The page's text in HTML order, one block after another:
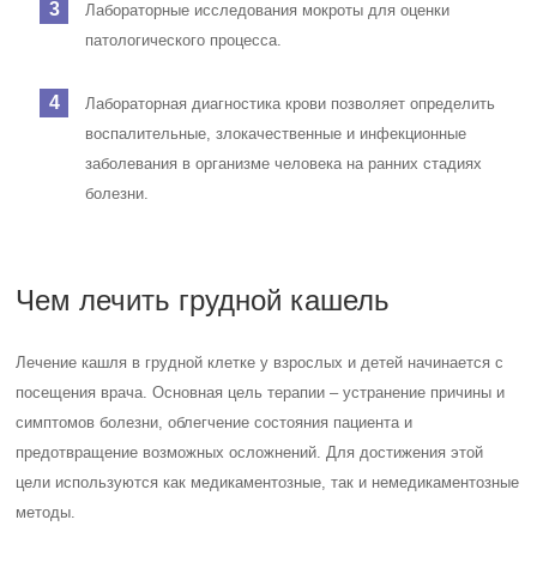
Лабораторные исследования мокроты для оценки
патологического процесса.
Лабораторная диагностика крови позволяет определить
воспалительные, злокачественные и инфекционные
заболевания в организме человека на ранних стадиях
болезни.
Чем лечить грудной кашель
Лечение кашля в грудной клетке у взрослых и детей начинается с
посещения врача. Основная цель терапии – устранение причины и
симптомов болезни, облегчение состояния пациента и
предотвращение возможных осложнений. Для достижения этой
цели используются как медикаментозные, так и немедикаментозные
методы.